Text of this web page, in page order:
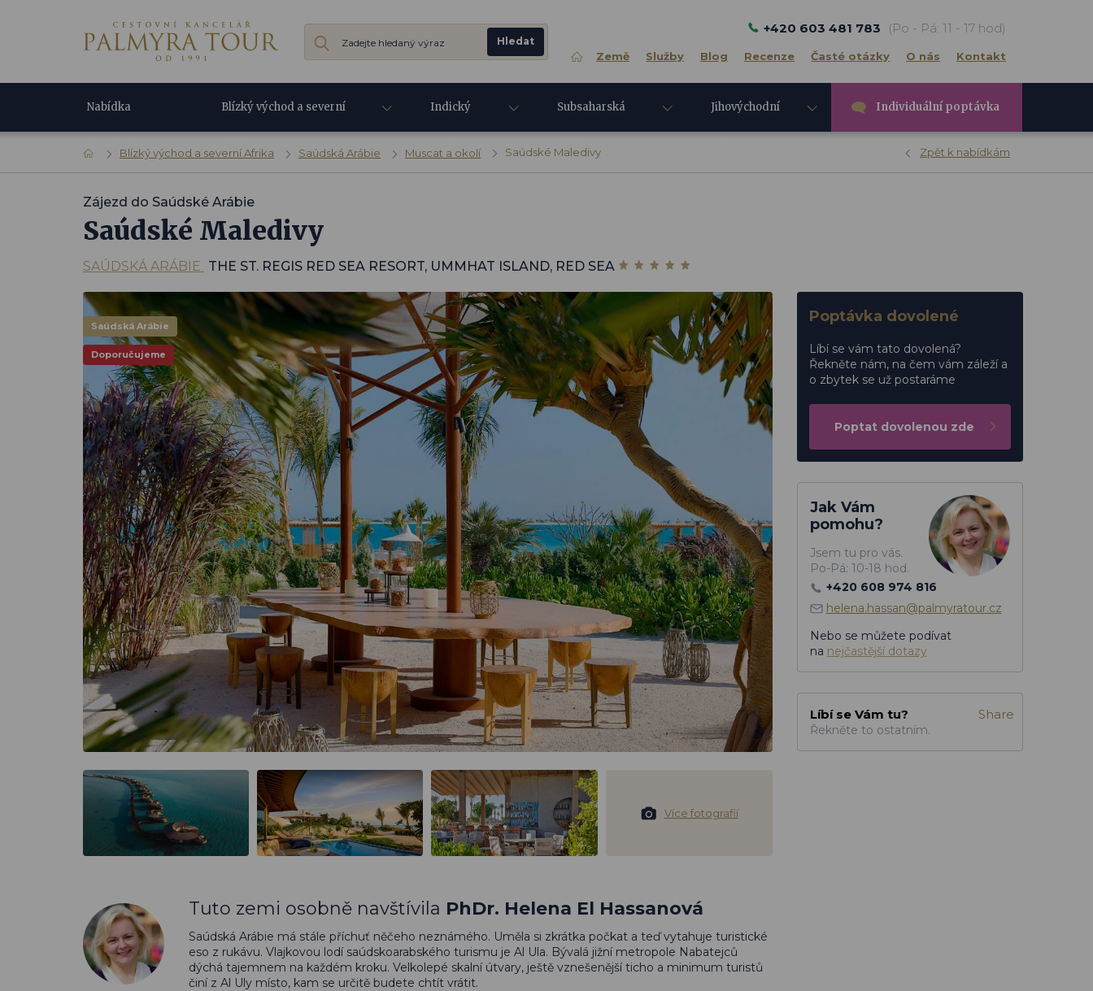
+420 603 481 783 (Po - Pá: 11 - 17 hod)
Země Služby Blog Recenze Časté otázky O nás Kontakt
Nabídka Blízký východ a severní Indický Subsaharská Jihovýchodní Individuální poptávka
Blízký východ a severní Afrika Saúdská Arábie Muscat a okolí Saúdské Maledivy Zpět k nabídkám
Zájezd do Saúdské Arábie
Saúdské Maledivy
SAÚDSKÁ ARÁBIE THE ST. REGIS RED SEA RESORT, UMMHAT ISLAND, RED SEA
Saúdská Arábie
Doporučujeme
Více fotografií
Tuto zemi osobně navštívila PhDr. Helena El Hassanová
Saúdská Arábie má stále příchuť něčeho neznámého. Uměla si zkrátka počkat a teď vytahuje turistické
eso z rukávu. Vlajkovou lodí saúdskoarabského turismu je Al Ula. Bývalá jižní metropole Nabatejců
dýchá tajemnem na každém kroku. Velkolepé skalní útvary, ještě vznešenější ticho a minimum turistů
činí z Al Uly místo, kam se určitě budete chtít vrátit.
Poptávka dovolené
Líbí se vám tato dovolená?
Řekněte nám, na čem vám záleží a
o zbytek se už postaráme
Poptat dovolenou zde
Jak Vám
pomohu?
Jsem tu pro vás.
Po-Pá: 10-18 hod.
+420 608 974 816
helena.hassan@palmyratour.cz
Nebo se můžete podívat
na nejčastější dotazy
Líbí se Vám tu?
Řekněte to ostatním.
Share